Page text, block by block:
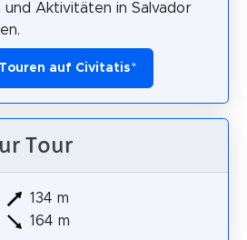
Aktivitäten in Salvador
auf Civitatis*
Tour
134 m
164 m